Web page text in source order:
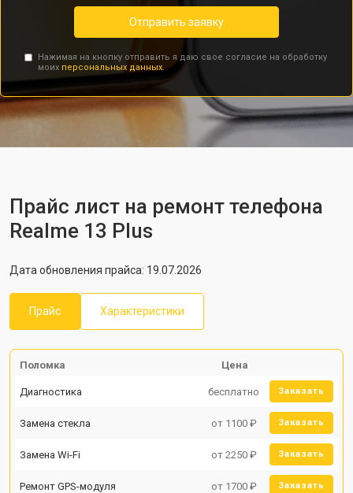
Отправить заявку
Нажимая на кнопку отправить я даю свое согласие на обработку
моих персональных данных.
Прайс лист на ремонт телефона
Realme 13 Plus
Дата обновления прайса: 19.07.2026
Прайс Характеристики
Поломка Цена
Диагностика бесплатно Заказать
Замена стекла от 1100 ₽ Заказать
Замена Wi-Fi от 2250 ₽ Заказать
Ремонт GPS-модуля от 1700 ₽ Заказать